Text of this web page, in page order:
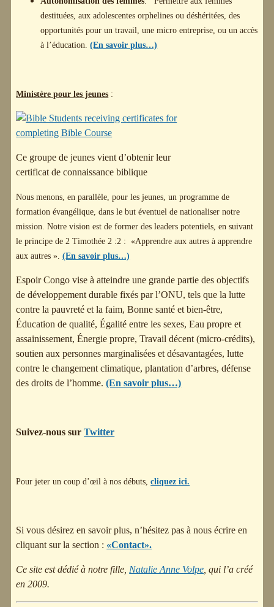
destituées, aux adolescentes orphelines ou déshéritées, des
opportunités pour un travail, une micro entreprise, ou un accès
à l’éducation.(En savoir plus…)
Ministère pour les jeunes :
Ce groupe de jeunes vient d’obtenir leur
certificat de connaissance biblique
Nous menons, en parallèle, pour les jeunes, un programme de
formation évangélique, dans le but éventuel de nationaliser notre
mission. Notre vision est de former des leaders potentiels, en suivant
le principe de 2 Timothée 2 :2 : «Apprendre aux autres à apprendre
aux autres ».(En savoir plus…)
Espoir Congo vise à atteindre une grande partie des objectifs
de développement durable fixés par l’ONU, tels que la lutte
contre la pauvreté et la faim, Bonne santé et bien-être,
Éducation de qualité, Égalité entre les sexes, Eau propre et
assainissement, Énergie propre, Travail décent (micro-crédits),
soutien aux personnes marginalisées et désavantagées, lutte
contre le changement climatique, plantation d’arbres, défense
des droits de l’homme.(En savoir plus…)
Suivez-nous surTwitter
Pour jeter un coup d’œil à nos débuts,cliquez ici.
Si vous désirez en savoir plus, n’hésitez pas à nous écrire en
cliquant sur la section : «Contact».
Ce site est dédié à notre fille, Natalie Anne Volpe , qui l’a créé
en 2009.